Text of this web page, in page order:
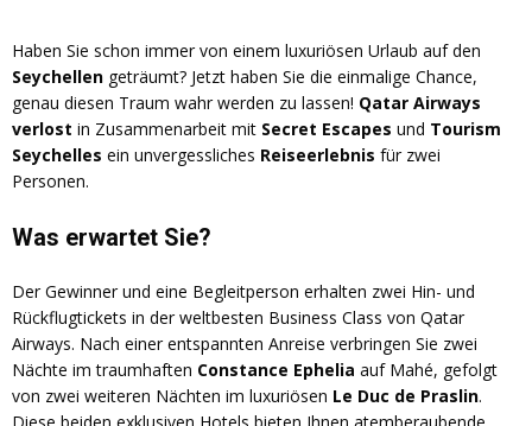
Haben Sie schon immer von einem luxuriösen Urlaub auf den
Seychellen geträumt? Jetzt haben Sie die einmalige Chance,
genau diesen Traum wahr werden zu lassen! Qatar Airways
verlost in Zusammenarbeit mit Secret Escapes und Tourism
Seychelles ein unvergessliches Reiseerlebnis für zwei
Personen.
Was erwartet Sie?
Der Gewinner und eine Begleitperson erhalten zwei Hin- und
Rückflugtickets in der weltbesten Business Class von Qatar
Airways. Nach einer entspannten Anreise verbringen Sie zwei
Nächte im traumhaften Constance Ephelia auf Mahé, gefolgt
von zwei weiteren Nächten im luxuriösen Le Duc de Praslin.